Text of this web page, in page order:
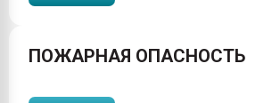
ПОЖАРНАЯ ОПАСНОСТЬ